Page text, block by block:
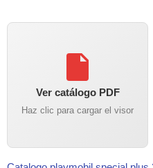
Ver catálogo PDF
Haz clic para cargar el visor